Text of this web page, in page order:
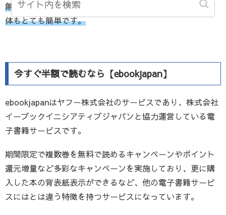
無料期間内の解約なら一切お金はかかりませんし、解約自
体もとても簡単です。
今すぐ半額で読むなら【ebookjapan】
ebookjapanはヤフー株式会社のサービスであり、株式会社
イーブックイニシアティブジャパンと協力運営している電
子書籍サービスです。
期間限定で複数巻を無料で読めるキャンペーンやポイント
還元増量など多彩なキャンペーンを実施しており、更に購
入した本の背表紙表示ができるなど、他の電子書籍サービ
スにはとは違う特徴を持つサービスになっています。